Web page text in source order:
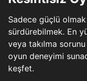
Sadece güçlü
sürdürebilmek. En
veya takılma
oyun deneyimi
keşfet.